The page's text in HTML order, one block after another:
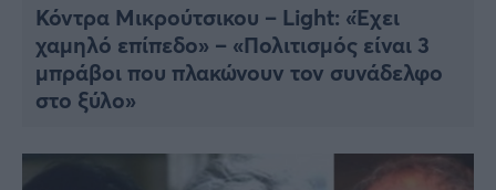
Κόντρα Μικρούτσικου – Light: «Έχει
χαμηλό επίπεδο» – «Πολιτισμός είναι 3
μπράβοι που πλακώνουν τον συνάδελφο
στο ξύλο»